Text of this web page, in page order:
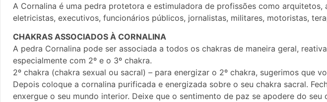
A Cornalina é uma pedra protetora e estimuladora de profissões como
eletricistas, executivos, funcionários públicos, jornalistas, militares, motoristas,
CHAKRAS ASSOCIADOS À CORNALINA
A pedra Cornalina pode ser associada a todos os chakras de maneira geral,
especialmente com 2º e o 3º chakra.
2º chakra (chakra sexual ou sacral) – para energizar o 2º chakra, sugerimos que
Depois coloque a cornalina purificada e energizada sobre o seu chakra sacral.
enxergue o seu mundo interior. Deixe que o sentimento de paz se apodere do seu